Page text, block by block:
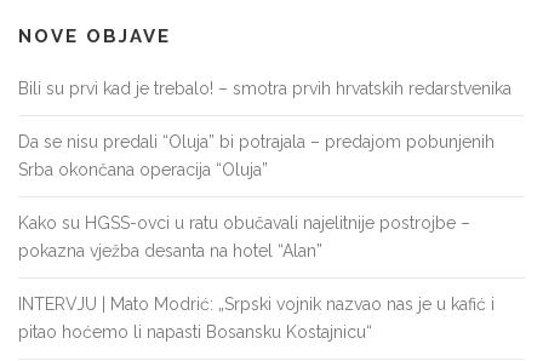
NOVE OBJAVE
Bili su prvi kad je trebalo! – smotra prvih hrvatskih redarstvenika
Da se nisu predali “Oluja” bi potrajala – predajom pobunjenih
Srba okončana operacija “Oluja”
Kako su HGSS-ovci u ratu obučavali najelitnije postrojbe –
pokazna vježba desanta na hotel “Alan”
INTERVJU | Mato Modrić: „Srpski vojnik nazvao nas je u kafić i
pitao hoćemo li napasti Bosansku Kostajnicu“